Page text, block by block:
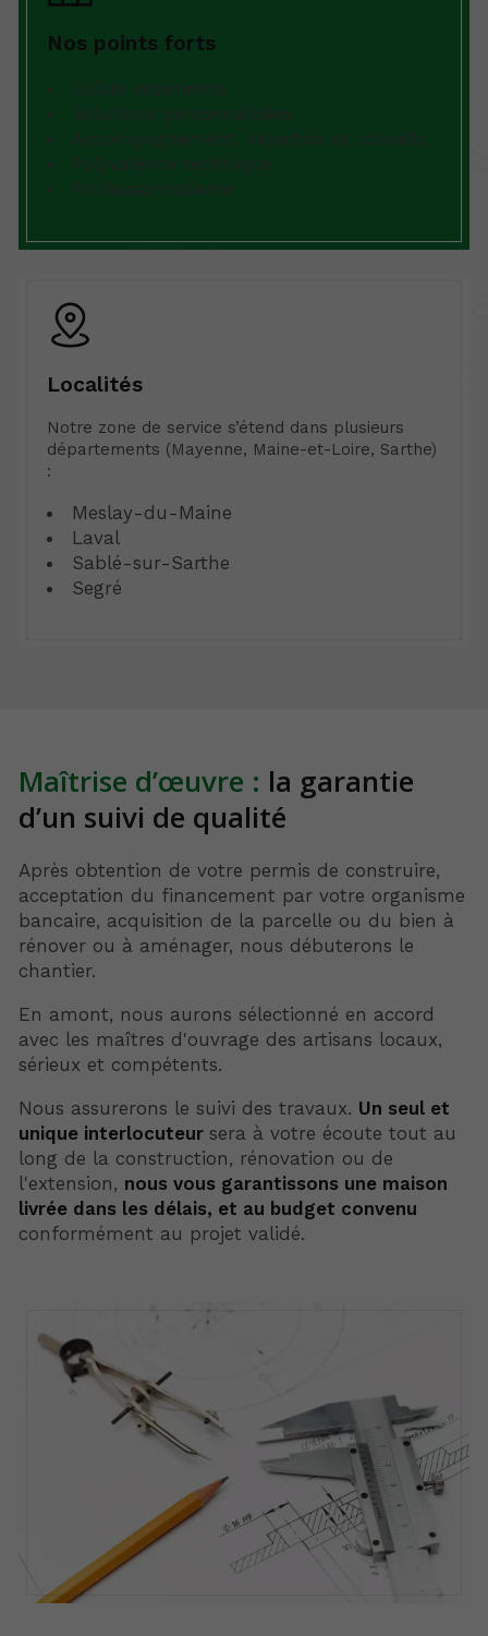
Nos points forts
Solide expérience
Solutions personnalisées
Accompagnement, expertise et conseils
Polyvalence technique
Professionnalisme
Localités
Notre zone de service s’étend dans plusieurs
départements (Mayenne, Maine-et-Loire, Sarthe)
:
Meslay-du-Maine
Laval
Sablé-sur-Sarthe
Segré
Maîtrise d’œuvre : la garantie
d’un suivi de qualité
Après obtention de votre permis de construire,
acceptation du financement par votre organisme
bancaire, acquisition de la parcelle ou du bien à
rénover ou à aménager, nous débuterons le
chantier.
En amont, nous aurons sélectionné en accord
avec les maîtres d'ouvrage des artisans locaux,
sérieux et compétents.
Nous assurerons le suivi des travaux. Un seul et
unique interlocuteur sera à votre écoute tout au
long de la construction, rénovation ou de
l'extension, nous vous garantissons une maison
livrée dans les délais, et au budget convenu
conformément au projet validé.